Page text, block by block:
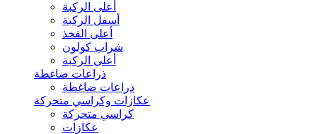
أعلى الركبة
أسفل الركبة
أعلى الفخذ
شراب كولون
أعلى الركبة
ذراعات ضاغطة
ذراعات ضاغطة
عكازات وكراسي متحركة
كراسي متحركة
عكازات